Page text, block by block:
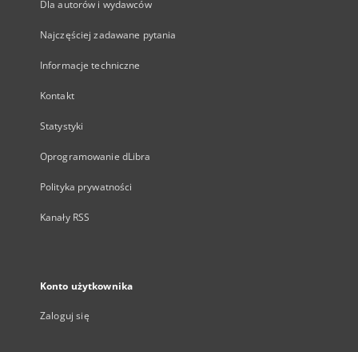
Dla autorów i wydawców
Najczęściej zadawane pytania
Informacje techniczne
Kontakt
Statystyki
Oprogramowanie dLibra
Polityka prywatności
Kanały RSS
Konto użytkownika
Zaloguj się